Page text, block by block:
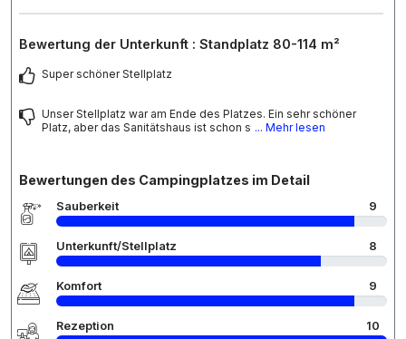
Bewertung der Unterkunft : Standplatz 80-114 m²
Super schöner Stellplatz
Unser Stellplatz war am Ende des Platzes. Ein sehr schöner
Platz, aber das Sanitätshaus ist schon s ... Mehr lesen
Bewertungen des Campingplatzes im Detail
Sauberkeit 9
Unterkunft/Stellplatz 8
Komfort 9
Rezeption 10